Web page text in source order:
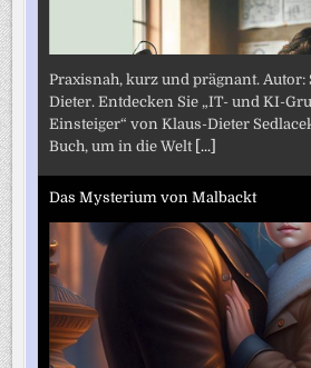
Praxisnah, kurz und prägnant. Autor:
Dieter. Entdecken Sie „IT- und KI-
Einsteiger“ von Klaus-Dieter
Buch, um in die Welt [...]
Das Mysterium von Malbackt